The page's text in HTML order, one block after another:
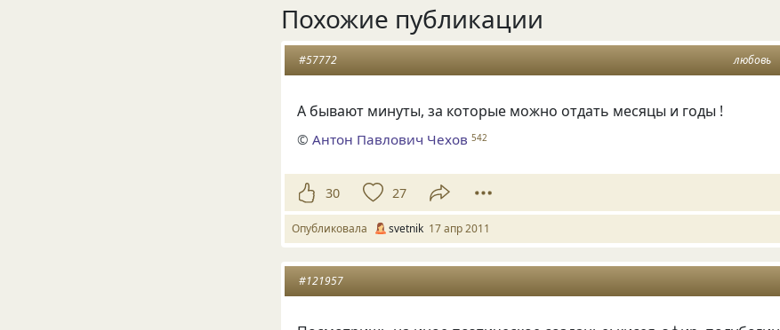
Похожие публикации
любовь
#57772
А бывают минуты, за которые можно отдать месяцы и годы !
©Антон Павлович Чехов 542
30 27
Опубликовала svetnik 17 апр 2011
#121957